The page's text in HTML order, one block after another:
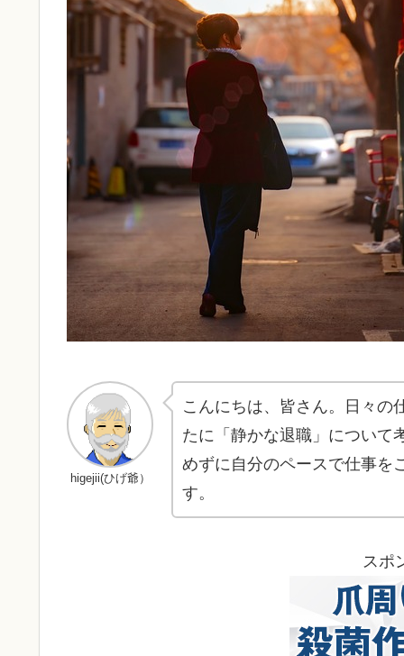
higejii(ひげ爺）
こんにちは、皆さん。日々の
たに「静かな退職」について
めずに自分のペースで仕事を
す。
スポ